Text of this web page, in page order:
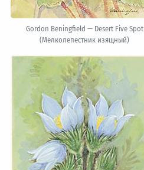
Gordon Beningfield — Desert Five Spot
(Мелколепестник изящный)